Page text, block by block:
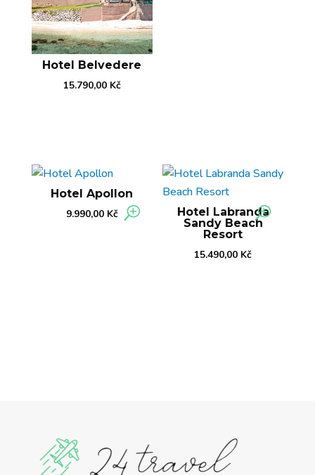
Hotel Belvedere
15.790,00 Kč
Hotel Apollon
9.990,00 Kč
Hotel Labranda
Sandy Beach
Resort
15.490,00 Kč